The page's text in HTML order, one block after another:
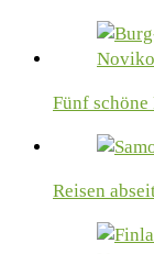
Fünf schöne
Reisen